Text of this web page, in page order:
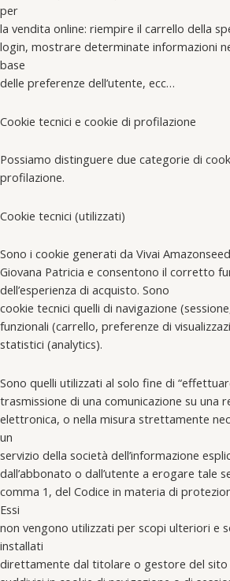
per
la vendita online: riempire il carrello della
login, mostrare determinate informazioni
base
delle preferenze dell’utente, ecc…
Cookie tecnici e cookie di profilazione
Possiamo distinguere due categorie di
profilazione.
Cookie tecnici (utilizzati)
Sono i cookie generati da Vivai
Giovana Patricia e consentono il corretto
dell’esperienza di acquisto. Sono
cookie tecnici quelli di navigazione
funzionali (carrello, preferenze di
statistici (analytics).
Sono quelli utilizzati al solo fine di
trasmissione di una comunicazione su una
elettronica, o nella misura strettamente
un
servizio della società dell’informazione
dall’abbonato o dall’utente a erogare tale
comma 1, del Codice in materia di
Essi
non vengono utilizzati per scopi ulteriori e
installati
direttamente dal titolare o gestore del sito